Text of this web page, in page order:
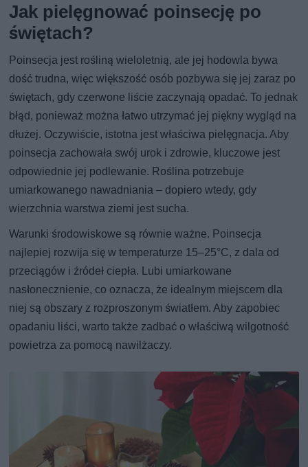
Jak pielęgnować poinsecję po
świętach?
Poinsecja jest rośliną wieloletnią, ale jej hodowla bywa
dość trudna, więc większość osób pozbywa się jej zaraz po
świętach, gdy czerwone liście zaczynają opadać. To jednak
błąd, ponieważ można łatwo utrzymać jej piękny wygląd na
dłużej. Oczywiście, istotna jest właściwa pielęgnacja. Aby
poinsecja zachowała swój urok i zdrowie, kluczowe jest
odpowiednie jej podlewanie. Roślina potrzebuje
umiarkowanego nawadniania – dopiero wtedy, gdy
wierzchnia warstwa ziemi jest sucha.
Warunki środowiskowe są równie ważne. Poinsecja
najlepiej rozwija się w temperaturze 15–25°C, z dala od
przeciągów i źródeł ciepła. Lubi umiarkowane
nasłonecznienie, co oznacza, że idealnym miejscem dla
niej są obszary z rozproszonym światłem. Aby zapobiec
opadaniu liści, warto także zadbać o właściwą wilgotność
powietrza za pomocą nawilżaczy.